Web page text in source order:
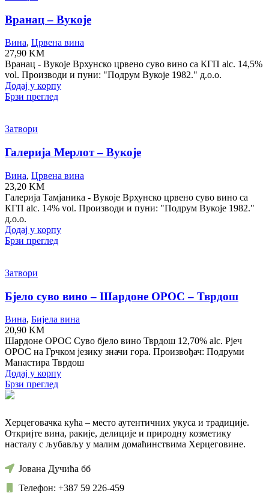
Вранац – Вукоје
Вина, Црвена вина
27,90 KM
Вранац - Вукоје Врхунско црвено суво вино са КГП alc. 14,5%
vol. Производи и пуни: "Подрум Вукоје 1982." д.о.о.
Додај у корпу
Брзи преглед
Затвори
Галерија Мерлот – Вукоје
Вина, Црвена вина
23,20 KM
Галерија Тамјаника - Вукоје Врхунско црвено суво вино са
КГП alc. 14% vol. Производи и пуни: "Подрум Вукоје 1982."
д.о.о.
Додај у корпу
Брзи преглед
Затвори
Бјело суво вино – Шардоне ОРОС – Тврдош
Вина, Бијела вина
20,90 KM
Шардоне ОРОС Суво бјело вино Тврдош 12,70% alc. Рјеч
ОРОС на Грчком језику значи гора. Произвођач: Подруми
Манастира Тврдош
Додај у корпу
Брзи преглед
Херцеговачка кућа – место аутентичних укуса и традиције.
Откријте вина, ракије, делиције и природну козметику
насталу с љубављу у малим домаћинствима Херцеговине.
Јована Дучића бб
Телефон: +387 59 226-459